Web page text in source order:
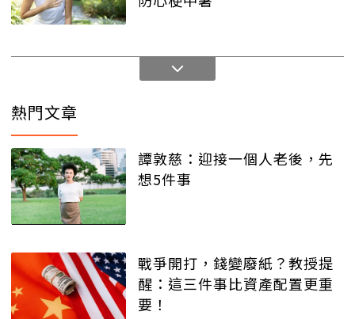
熱門文章
譚敦慈：迎接一個人老後，先
想5件事
戰爭開打，錢變廢紙？教授提
醒：這三件事比資產配置更重
要！